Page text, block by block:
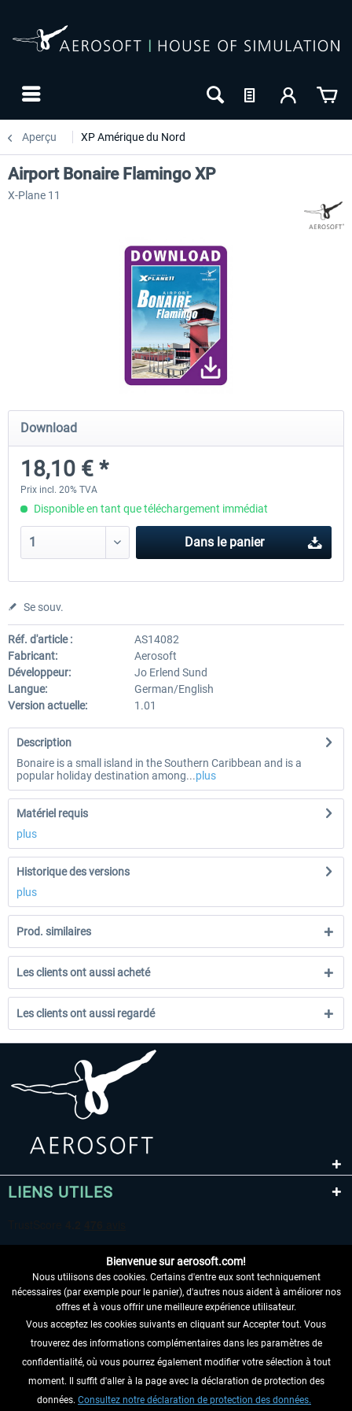
Aperçu XP Amérique du Nord
FunnerFlight - KSAN, KNZY & Naval
Base San...
20,12 € *
Saint Croix XP
Airport Bonaire Flamingo XP
X-Plane 11
Download
18,10 € *
Prix incl. 20% TVA
Disponible en tant que téléchargement immédiat
Dans le panier
Se souv.
Réf. d'article :
AS14082
Fabricant:
Aerosoft
Développeur:
Jo Erlend Sund
Langue:
German/English
Version actuelle:
1.01
Description
Bonaire is a small island in the Southern Caribbean and is a
popular holiday destination among...plus
Matériel requis
plus
Historique des versions
plus
Prod. similaires
Les clients ont aussi acheté
Les clients ont aussi regardé
LIENS UTILES
RENONCER AU CONTRAT ICI
INFORMATIONS
NE MANQUEZ PAS LES DERNIÈRES
Bienvenue sur aerosoft.com!
Nous utilisons des cookies. Certains d'entre eux sont techniquement
nécessaires (par exemple pour le panier), d'autres nous aident à améliorer nos
offres et à vous offrir une meilleure expérience utilisateur.
Vous acceptez les cookies suivants en cliquant sur Accepter tout. Vous
trouverez des informations complémentaires dans les paramètres de
confidentialité, où vous pourrez également modifier votre sélection à tout
moment. Il suffit d'aller à la page avec la déclaration de protection des
données. Consultez notre déclaration de protection des données.